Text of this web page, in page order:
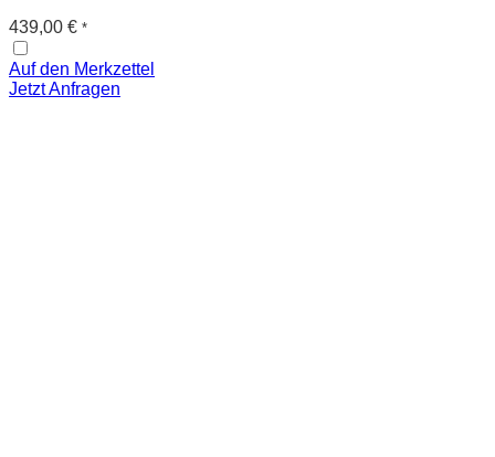
439,00 € *
Auf den Merkzettel
Jetzt Anfragen